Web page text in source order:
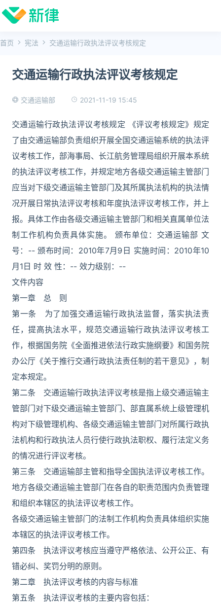
首页 宪法 交通运输行政执法评议考核规定
交通运输行政执法评议考核规定
交通运输部 2021-11-19 15:45
交通运输行政执法评议考核规定 《评议考核规定》规定
了由交通运输部负责组织开展全国交通运输系统的执法评
议考核工作，部海事局、长江航务管理局组织开展本系统
的执法评议考核工作，并规定地方各级交通运输主管部门
应当对下级交通运输主管部门及其所属执法机构的执法情
况开展日常执法评议考核和年度执法评议考核工作，并上
报。具体工作由各级交通运输主管部门和相关直属单位法
制工作机构负责具体实施。 颁布单位：交通运输部 文
号：-- 颁布时间：2010年7月9日 实施时间：2010年10
月1日 时 效 性：-- 效力级别：--
文件内容
第一章 总 则
第一条 为了加强交通运输行政执法监督，落实执法责
任，提高执法水平，规范交通运输行政执法评议考核工
作，根据国务院《全面推进依法行政实施纲要》和国务院
办公厅《关于推行交通行政执法责任制的若干意见》，制
定本规定。
第二条 交通运输行政执法评议考核是指上级交通运输主
管部门对下级交通运输主管部门、部直属系统上级管理机
构对下级管理机构、各级交通运输主管部门对所属行政执
法机构和行政执法人员行使行政执法职权、履行法定义务
的情况进行评议考核。
第三条 交通运输部主管和指导全国执法评议考核工作。
地方各级交通运输主管部门在各自的职责范围内负责管理
和组织本辖区的执法评议考核工作。
各级交通运输主管部门的法制工作机构负责具体组织实施
本辖区的执法评议考核工作。
第四条 执法评议考核应当遵守严格依法、公开公正、有
错必纠、奖罚分明的原则。
第二章 执法评议考核的内容与标准
第五条 执法评议考核的主要内容包括：